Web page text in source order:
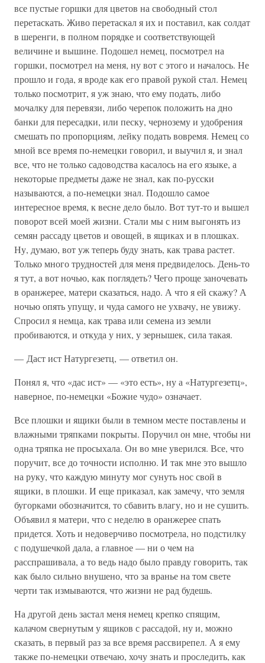
все пустые горшки для цветов на свободный стол
перетаскать. Живо перетаскал я их и поставил, как солдат
в шеренги, в полном порядке и соответствующей
величине и вышине. Подошел немец, посмотрел на
горшки, посмотрел на меня, ну вот с этого и началось. Не
прошло и года, я вроде как его правой рукой стал. Немец
только посмотрит, я уж знаю, что ему подать, либо
мочалку для перевязи, либо черепок положить на дно
банки для пересадки, или песку, чернозему и удобрения
смешать по пропорциям, лейку подать вовремя. Немец со
мной все время по-немецки говорил, и выучил я, и знал
все, что не только садоводства касалось на его языке, а
некоторые предметы даже не знал, как по-русски
называются, а по-немецки знал. Подошло самое
интересное время, к весне дело было. Вот тут-то и вышел
поворот всей моей жизни. Стали мы с ним выгонять из
семян рассаду цветов и овощей, в ящиках и в плошках.
Ну, думаю, вот уж теперь буду знать, как трава растет.
Только много трудностей для меня предвиделось. День-то
я тут, а вот ночью, как поглядеть? Чего проще заночевать
в оранжерее, матери сказаться, надо. А что я ей скажу? А
ночью опять упущу, и чуда самого не ухвачу, не увижу.
Спросил я немца, как трава или семена из земли
пробиваются, и откуда у них, у зернышек, сила такая.
— Даст ист Натургезетц, — ответил он.
Понял я, что «дас ист» — «это есть», ну а «Натургезетц»,
наверное, по-немецки «Божие чудо» означает.
Все плошки и ящики были в темном месте поставлены и
влажными тряпками покрыты. Поручил он мне, чтобы ни
одна тряпка не просыхала. Он во мне уверился. Все, что
поручит, все до точности исполню. И так мне это вышло
на руку, что каждую минуту мог сунуть нос свой в
ящики, в плошки. И еще приказал, как замечу, что земля
бугорками обозначится, то сбавить влагу, но и не сушить.
Объявил я матери, что с неделю в оранжерее спать
придется. Хоть и недоверчиво посмотрела, но подстилку
с подушечкой дала, а главное — ни о чем на
расспрашивала, а то ведь надо было правду говорить, так
как было сильно внушено, что за вранье на том свете
черти так измываются, что жизни не рад будешь.
На другой день застал меня немец крепко спящим,
калачом свернутым у ящиков с рассадой, ну и, можно
сказать, в первый раз за все время рассвирепел. А я ему
также по-немецки отвечаю, хочу знать и проследить, как